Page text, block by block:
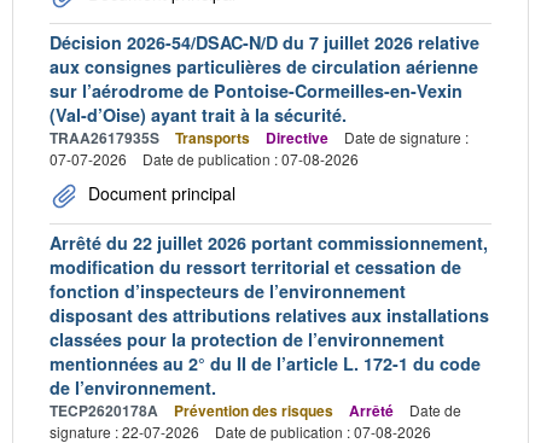
Décision 2026-54/DSAC-N/D du 7 juillet 2026 relative
aux consignes particulières de circulation aérienne
sur l’aérodrome de Pontoise-Cormeilles-en-Vexin
(Val-d’Oise) ayant trait à la sécurité.
TRAA2617935S Transports Directive
Date de signature :
07-07-2026
Date de publication : 07-08-2026
Document principal
Arrêté du 22 juillet 2026 portant commissionnement,
modification du ressort territorial et cessation de
fonction d’inspecteurs de l’environnement
disposant des attributions relatives aux installations
classées pour la protection de l’environnement
mentionnées au 2° du II de l’article L. 172-1 du code
de l’environnement.
TECP2620178A Prévention des risques Arrêté
Date de
signature : 22-07-2026
Date de publication : 07-08-2026